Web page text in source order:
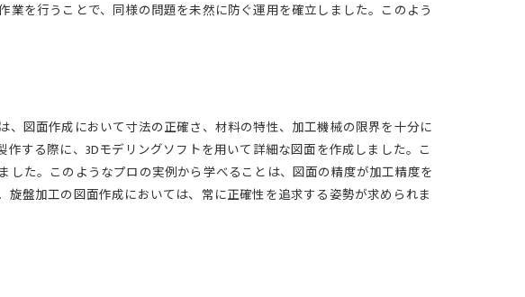
を行うことで、同様の問題を未然に防ぐ運用を確立しました。このよう
図面作成において寸法の正確さ、材料の特性、加工機械の限界を十分に
する際に、3Dモデリングソフトを用いて詳細な図面を作成しました。こ
た。このようなプロの実例から学べることは、図面の精度が加工精度を
盤加工の図面作成においては、常に正確性を追求する姿勢が求められま